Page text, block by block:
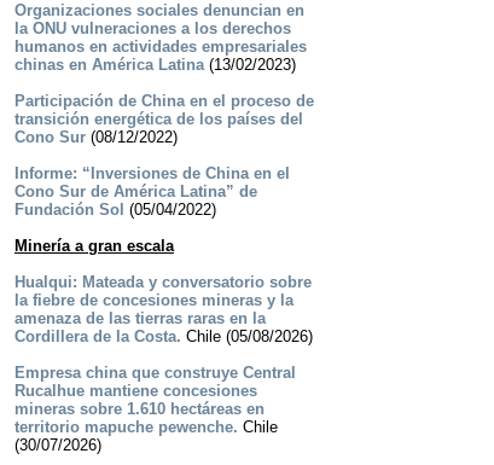
Organizaciones sociales denuncian en
la ONU vulneraciones a los derechos
humanos en actividades empresariales
chinas en América Latina(13/02/2023)
Participación de China en el proceso de
transición energética de los países del
Cono Sur(08/12/2022)
Informe: “Inversiones de China en el
Cono Sur de América Latina” de
Fundación Sol (05/04/2022)
Minería a gran escala
Hualqui: Mateada y conversatorio sobre
la fiebre de concesiones mineras y la
amenaza de las tierras raras en la
Cordillera de la Costa. Chile (05/08/2026)
Empresa china que construye Central
Rucalhue mantiene concesiones
mineras sobre 1.610 hectáreas en
territorio mapuche pewenche. Chile
(30/07/2026)